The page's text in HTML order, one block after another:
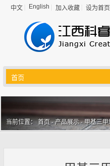
设为首页
加入收藏
中文 English
当前位置：首页-产品展示-甲基三甲